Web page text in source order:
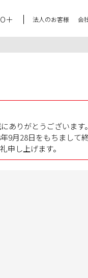
＋ 法人のお客様
会
ありがとうございます。
9月28日をもちまして
申し上げます。